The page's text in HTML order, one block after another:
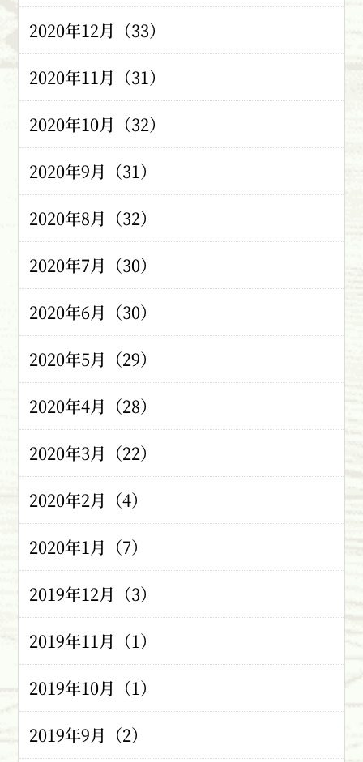
2020年12月（33）
2020年11月（31）
2020年10月（32）
2020年9月（31）
2020年8月（32）
2020年7月（30）
2020年6月（30）
2020年5月（29）
2020年4月（28）
2020年3月（22）
2020年2月（4）
2020年1月（7）
2019年12月（3）
2019年11月（1）
2019年10月（1）
2019年9月（2）